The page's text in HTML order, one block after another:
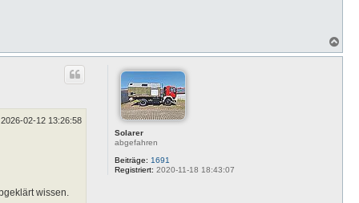
a
Solarer
abgefahren
Beiträge: 1691
Registriert: 2020-11-18 18:43:07
2026-02-12 13:26:58
wissen.